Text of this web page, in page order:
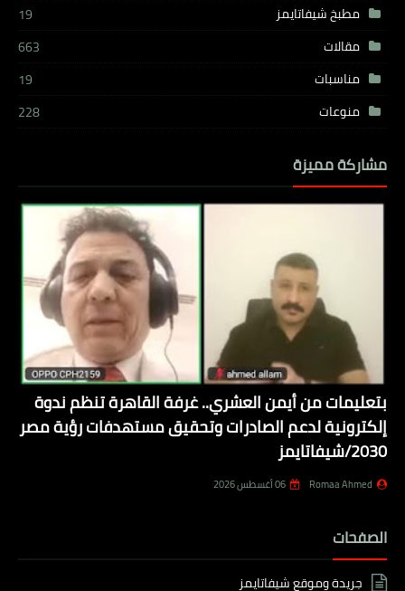
مطبخ شيفاتايمز
19
مقالات
663
مناسبات
19
منوعات
228
مشاركة مميزة
بتعليمات من أيمن العشري.. غرفة القاهرة تنظم ندوة
إلكترونية لدعم الصادرات وتحقيق مستهدفات رؤية مصر
2030/شيفاتايمز
Romaa Ahmed 06 أغسطس 2026
الصفحات
جريدة وموقع شيفاتايمز